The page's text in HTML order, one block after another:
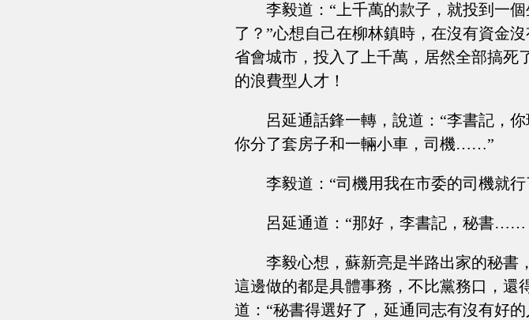
李毅道：“上千萬的款子，就投到一
了？”心想自己在柳林鎮時，在沒有資金
省會城市，投入了上千萬，居然全部搞死
的浪費型人才！
呂延通話鋒一轉，說道：“李書記，
你分了套房子和一輛小車，司機……”
李毅道：“司機用我在市委的司機就行
呂延通道：“那好，李書記，秘書……
李毅心想，蘇新亮是半路出家的秘書
這邊做的都是具體事務，不比黨務口，還
道：“秘書得選好了，延通同志有沒有好